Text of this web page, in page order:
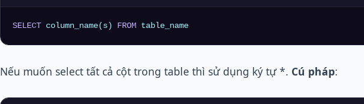
SELECT column_name(s) FROM table_name
Nếu muốn select tất cả cột trong table thì sử dụng ký tự *. Cú pháp: